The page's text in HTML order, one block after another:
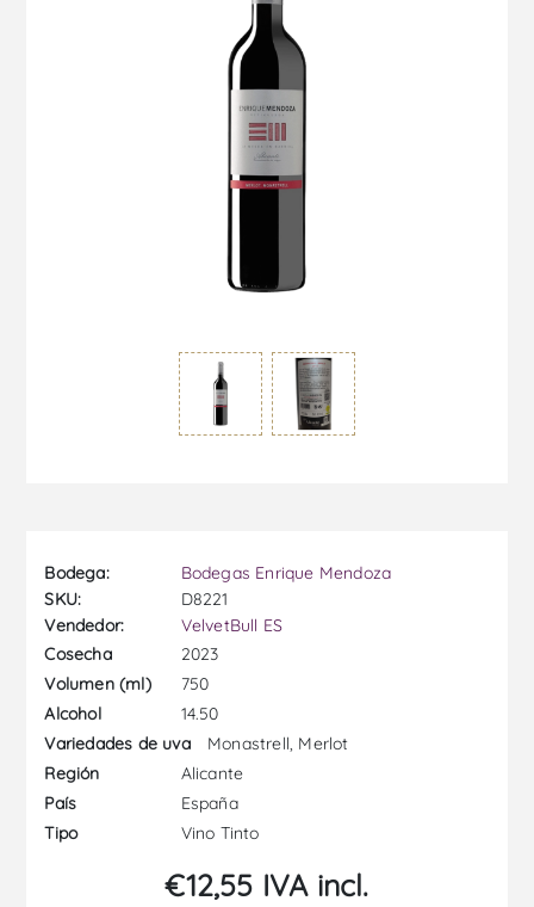
Bodega:
Bodegas Enrique Mendoza
SKU:
D8221
Vendedor:
VelvetBull ES
Cosecha
2023
Volumen (ml)
750
Alcohol
14.50
Variedades de uva
Monastrell, Merlot
Región
Alicante
País
España
Tipo
Vino Tinto
€12,55 IVA incl.